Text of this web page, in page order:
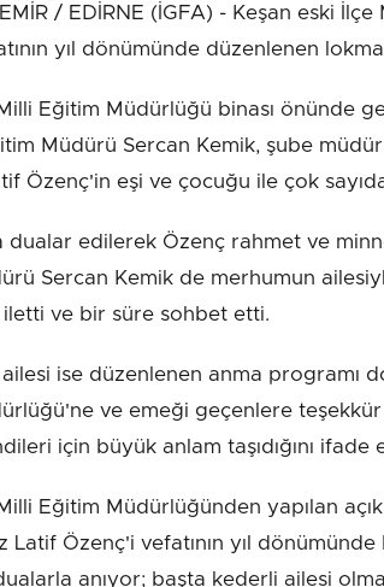
/ EDİRNE (İGFA) - Keşan eski
yıl dönümünde düzenlenen lokma
Eğitim Müdürlüğü binası önünde
Müdürü Sercan Kemik, şube
Özenç'in eşi ve çocuğu ile çok
dualar edilerek Özenç rahmet ve
Sercan Kemik de merhumun
ve bir süre sohbet etti.
ise düzenlenen anma programı
ve emeği geçenlere
için büyük anlam taşıdığını ifade
Eğitim Müdürlüğünden yapılan
Latif Özenç'i vefatının yıl
anıyor; başta kederli ailesi